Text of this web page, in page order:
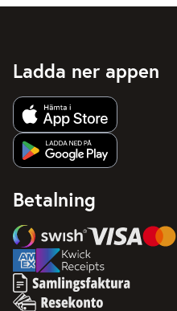
Ladda ner appen
Hämta app från Apple App
Hämta app från Google Play
Betalning
Swish
Visa
Mastercard
American Express
Samlingsfaktura
Resekonto